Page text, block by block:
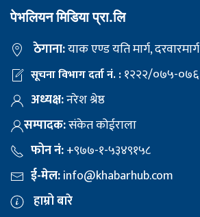
पेभलियन मिडिया प्रा.लि
ठेगाना:याक एण्ड यति मार्ग, दरवारमार्ग
सूचना विभाग दर्ता नं. :१२२२/०७५-०७६
अध्यक्ष:नरेश श्रेष्ठ
सम्पादक:संकेत कोईराला
फोन नं:+९७७-१-५३४९१५८
ई-मेल:info@khabarhub.com
हाम्रो बारे